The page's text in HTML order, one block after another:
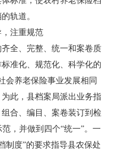
轨道。
注重规范
全、完整、统一和案卷质
准化、规范化、科学化的
会养老保险事业发展相同
此，县档案局派出业务指
合、编目、案卷装订到检
，并做到四个“统一”。一
制度”的要求指导县农保处